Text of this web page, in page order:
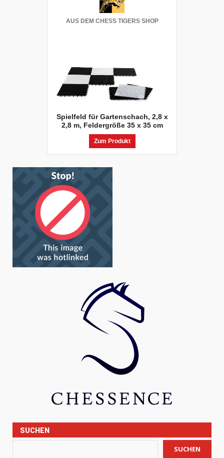
AUS DEM CHESS TIGERS SHOP
Spielfeld für Gartenschach, 2,8 x
2,8 m, Feldergröße 35 x 35 cm
Zum Produkt
SUCHEN
SUCHEN